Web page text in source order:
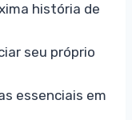
história de
seu próprio
essenciais em